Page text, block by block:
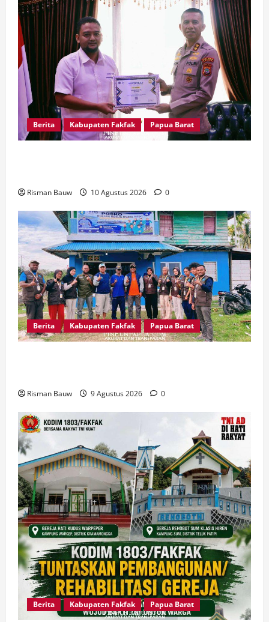
Berita Kabupaten Fakfak Papua Barat
Risman Bauw 10 Agustus 2026 0
Berita Kabupaten Fakfak Papua Barat
Risman Bauw 9 Agustus 2026 0
Berita Kabupaten Fakfak Papua Barat